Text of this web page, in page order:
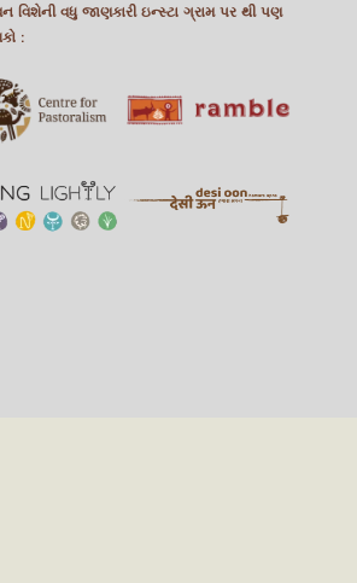
વિશેની વધુ જાણકારી ઇન્સ્ટા ગ્રામ પર થી પણ
: